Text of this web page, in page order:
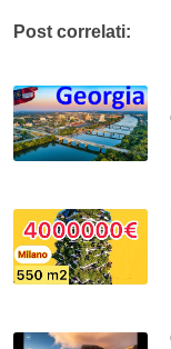
Post correlati: